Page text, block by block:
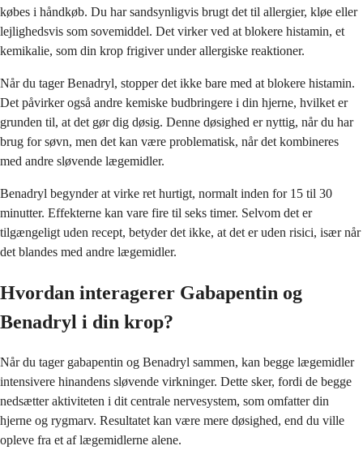
købes i håndkøb. Du har sandsynligvis brugt det til allergier, kløe eller
lejlighedsvis som sovemiddel. Det virker ved at blokere histamin, et
kemikalie, som din krop frigiver under allergiske reaktioner.
Når du tager Benadryl, stopper det ikke bare med at blokere histamin.
Det påvirker også andre kemiske budbringere i din hjerne, hvilket er
grunden til, at det gør dig døsig. Denne døsighed er nyttig, når du har
brug for søvn, men det kan være problematisk, når det kombineres
med andre sløvende lægemidler.
Benadryl begynder at virke ret hurtigt, normalt inden for 15 til 30
minutter. Effekterne kan vare fire til seks timer. Selvom det er
tilgængeligt uden recept, betyder det ikke, at det er uden risici, især når
det blandes med andre lægemidler.
Hvordan interagerer Gabapentin og
Benadryl i din krop?
Når du tager gabapentin og Benadryl sammen, kan begge lægemidler
intensivere hinandens sløvende virkninger. Dette sker, fordi de begge
nedsætter aktiviteten i dit centrale nervesystem, som omfatter din
hjerne og rygmarv. Resultatet kan være mere døsighed, end du ville
opleve fra et af lægemidlerne alene.